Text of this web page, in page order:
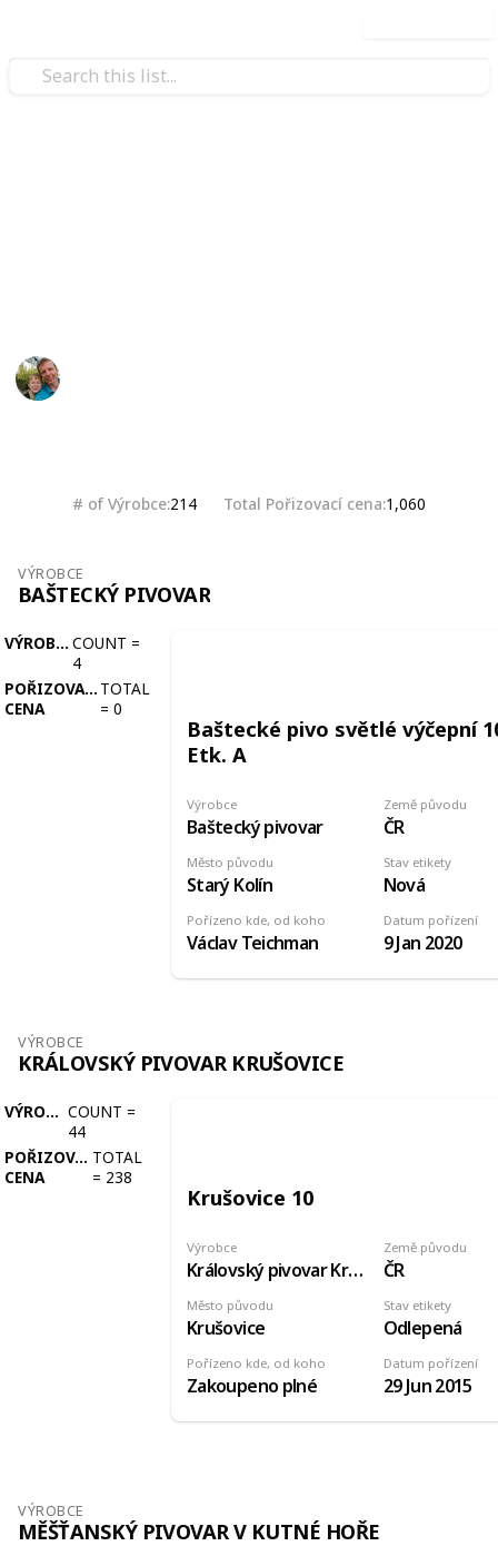
# of Výrobce 214 Total Pořizovací cena 1,060
VÝROBCE
BAŠTECKÝ PIVOVAR
VÝROBCE COUNT =
4
POŘIZOVACÍ
CENA
TOTAL
= 0
Baštecké pivo světlé výčepní
Etk. A
Výrobce
Baštecký pivovar
Země původu
ČR
Pořízeno kde, od koho
Václav Teichman
Stav etikety
Nová
Datum pořízení
9 Jan 2020
Město původu
Starý Kolín
VÝROBCE
KRÁLOVSKÝ PIVOVAR KRUŠOVICE
VÝROBCE COUNT =
44
POŘIZOVACÍ
CENA
TOTAL
= 238
Krušovice 10
Výrobce
Královský pivovar Krušovice
Země původu
ČR
Pořízeno kde, od koho
Zakoupeno plné
Stav etikety
Odlepená
Datum pořízení
29 Jun 2015
Město původu
Krušovice
VÝROBCE
MĚŠŤANSKÝ PIVOVAR V KUTNÉ HOŘE